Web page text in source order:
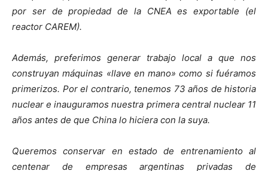
por ser de propiedad de la CNEA es exportable (el
reactor CAREM).
Además, preferimos generar trabajo local a que nos
construyan máquinas «llave en mano» como si fuéramos
primerizos. Por el contrario, tenemos 73 años de historia
nuclear e inauguramos nuestra primera central nuclear 11
años antes de que China lo hiciera con la suya.
Queremos conservar en estado de entrenamiento al
centenar de empresas argentinas privadas de